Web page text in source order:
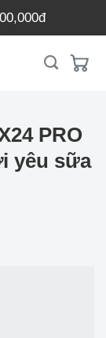
PRO
yêu sữa